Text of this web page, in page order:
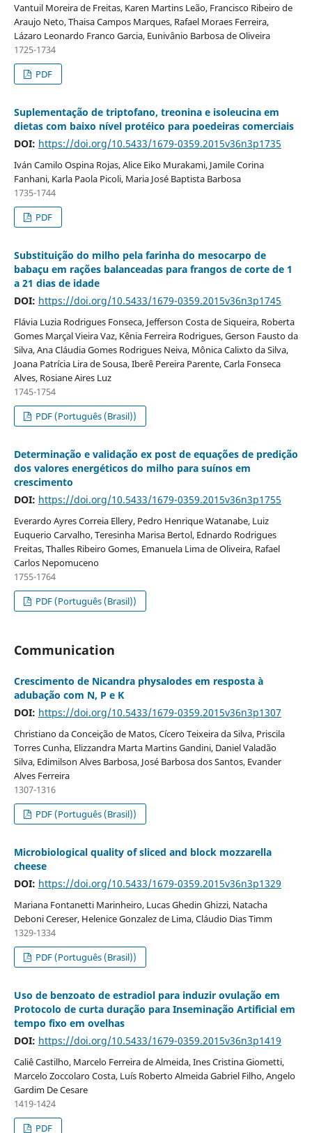
Vantuil Moreira de Freitas, Karen Martins Leão, Francisco Ribeiro de
Araujo Neto, Thaisa Campos Marques, Rafael Moraes Ferreira,
Lázaro Leonardo Franco Garcia, Eunivânio Barbosa de Oliveira
1725-1734
PDF
Suplementação de triptofano, treonina e isoleucina em
dietas com baixo nível protéico para poedeiras comerciais
DOI: https://doi.org/10.5433/1679-0359.2015v36n3p1735
Iván Camilo Ospina Rojas, Alice Eiko Murakami, Jamile Corina
Fanhani, Karla Paola Picoli, Maria José Baptista Barbosa
1735-1744
PDF
Substituição do milho pela farinha do mesocarpo de
babaçu em rações balanceadas para frangos de corte de 1
a 21 dias de idade
DOI: https://doi.org/10.5433/1679-0359.2015v36n3p1745
Flávia Luzia Rodrigues Fonseca, Jefferson Costa de Siqueira, Roberta
Gomes Marçal Vieira Vaz, Kênia Ferreira Rodrigues, Gerson Fausto da
Silva, Ana Cláudia Gomes Rodrigues Neiva, Mônica Calixto da Silva,
Joana Patrícia Lira de Sousa, Iberê Pereira Parente, Carla Fonseca
Alves, Rosiane Aires Luz
1745-1754
PDF (Português (Brasil))
Determinação e validação ex post de equações de predição
dos valores energéticos do milho para suínos em
crescimento
DOI: https://doi.org/10.5433/1679-0359.2015v36n3p1755
Everardo Ayres Correia Ellery, Pedro Henrique Watanabe, Luiz
Euquerio Carvalho, Teresinha Marisa Bertol, Ednardo Rodrigues
Freitas, Thalles Ribeiro Gomes, Emanuela Lima de Oliveira, Rafael
Carlos Nepomuceno
1755-1764
PDF (Português (Brasil))
Communication
Crescimento de Nicandra physalodes em resposta à
adubação com N, P e K
DOI: https://doi.org/10.5433/1679-0359.2015v36n3p1307
Christiano da Conceição de Matos, Cícero Teixeira da Silva, Priscila
Torres Cunha, Elizzandra Marta Martins Gandini, Daniel Valadão
Silva, Edimilson Alves Barbosa, José Barbosa dos Santos, Evander
Alves Ferreira
1307-1316
PDF (Português (Brasil))
Microbiological quality of sliced and block mozzarella
cheese
DOI: https://doi.org/10.5433/1679-0359.2015v36n3p1329
Mariana Fontanetti Marinheiro, Lucas Ghedin Ghizzi, Natacha
Deboni Cereser, Helenice Gonzalez de Lima, Cláudio Dias Timm
1329-1334
PDF (Português (Brasil))
Uso de benzoato de estradiol para induzir ovulação em
Protocolo de curta duração para Inseminação Artificial em
tempo fixo em ovelhas
DOI: https://doi.org/10.5433/1679-0359.2015v36n3p1419
Caliê Castilho, Marcelo Ferreira de Almeida, Ines Cristina Giometti,
Marcelo Zoccolaro Costa, Luís Roberto Almeida Gabriel Filho, Angelo
Gardim De Cesare
1419-1424
PDF